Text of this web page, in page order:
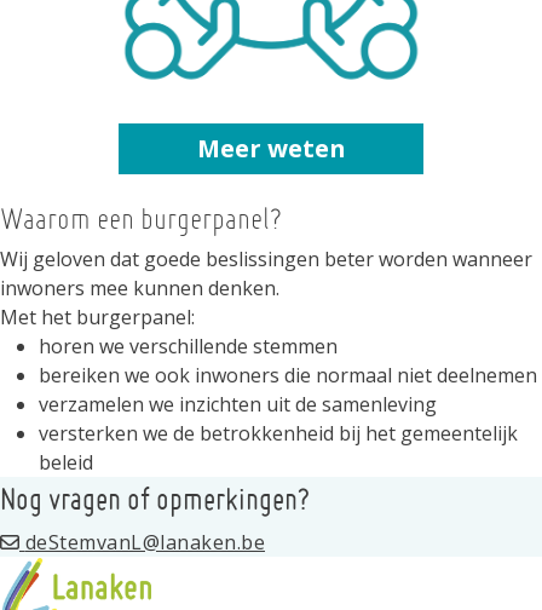
Meer weten
Waarom een burgerpanel?
Wij geloven dat goede beslissingen beter worden wanneer
inwoners mee kunnen denken.
Met het burgerpanel:
horen we verschillende stemmen
bereiken we ook inwoners die normaal niet deelnemen
verzamelen we inzichten uit de samenleving
versterken we de betrokkenheid bij het gemeentelijk
beleid
Nog vragen of opmerkingen?
deStemvanL@lanaken.be